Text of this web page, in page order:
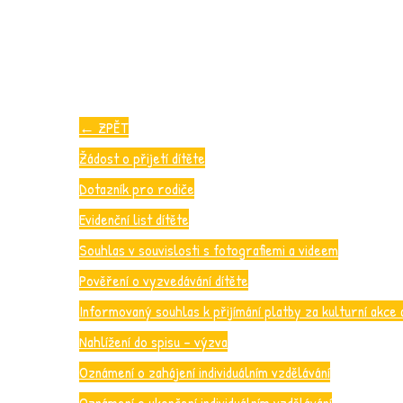
← ZPĚT
Žádost o přijetí dítěte
Dotazník pro rodiče
Evidenční list dítěte
Souhlas v souvislosti s fotografiemi a videem
Pověření o vyzvedávání dítěte
Informovaný souhlas k přijímání platby za kulturní
Nahlížení do spisu – výzva
Oznámení o zahájení individuálním vzdělávání